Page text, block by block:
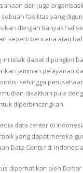
dan juga
fasilitas yang
dengan banyak hal
seperti bencana atau
tidak dapat dipungkiri
jaminan pelayanan
sehingga
dikaitkan pula
diperbincangkan.
data center di
yang dapat mereka
Data Center di
diperhatikan oleh